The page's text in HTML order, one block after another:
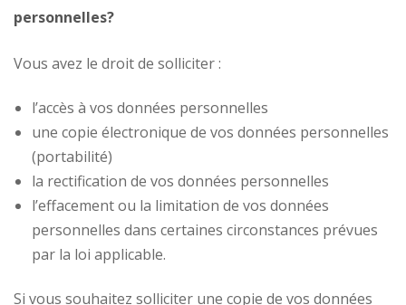
personnelles?
Vous avez le droit de solliciter :
l’accès à vos données personnelles
une copie électronique de vos données personnelles
(portabilité)
la rectification de vos données personnelles
l’effacement ou la limitation de vos données
personnelles dans certaines circonstances prévues
par la loi applicable.
Si vous souhaitez solliciter une copie de vos données